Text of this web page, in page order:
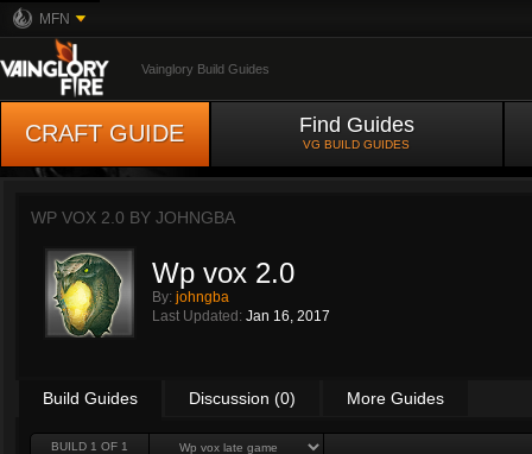
MFN
Vainglory Build Guides
CRAFT GUIDE Find Guides
VG BUILD GUIDES
WP VOX 2.0 BY JOHNGBA
Wp vox 2.0
By: johngba
Last Updated: Jan 16, 2017
Build Guides Discussion (0) More Guides
BUILD 1 OF 1